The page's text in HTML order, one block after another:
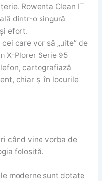
Rowenta Clean IT
dintr-o singură
efort.
cei care vor să „uite” de
X-Plorer Serie 95
cartografiază
chiar și în locurile
când vine vorba de
folosită.
moderne sunt dotate